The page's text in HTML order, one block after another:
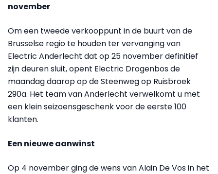
november
Om een tweede verkooppunt in de buurt van de
Brusselse regio te houden ter vervanging van
Electric Anderlecht dat op 25 november definitief
zijn deuren sluit, opent Electric Drogenbos de
maandag daarop op de Steenweg op Ruisbroek
290a. Het team van Anderlecht verwelkomt u met
een klein seizoensgeschenk voor de eerste 100
klanten.
Een nieuwe aanwinst
Op 4 november ging de wens van Alain De Vos in het